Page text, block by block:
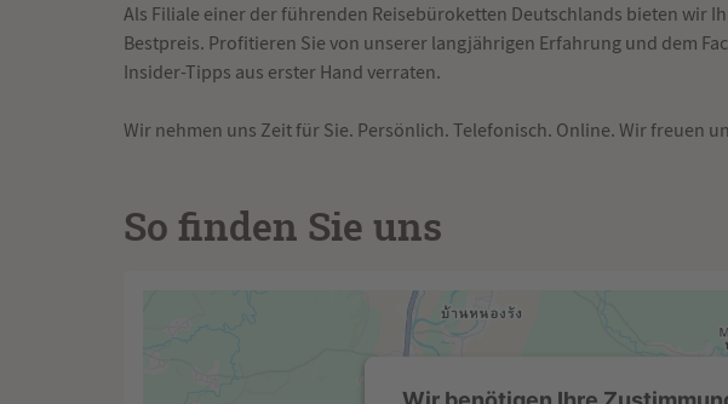
Als Filiale einer der führenden Reisebüroketten Deutschlands bieten wir
Bestpreis. Profitieren Sie von unserer langjährigen Erfahrung und dem
Insider-Tipps aus erster Hand verraten.
Wir nehmen uns Zeit für Sie. Persönlich. Telefonisch. Online. Wir freuen
So finden Sie uns